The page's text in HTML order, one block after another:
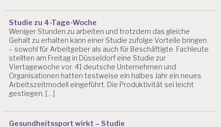
Studie zu 4-Tage-Woche
Weniger Stunden zu arbeiten und trotzdem das gleiche
Gehalt zu erhalten kann einer Studie zufolge Vorteile bringen
– sowohl für Arbeitgeber als auch für Beschäftigte. Fachleute
stellten am Freitag in Düsseldorf eine Studie zur
Viertagewoche vor. 41 deutsche Unternehmen und
Organisationen hatten testweise ein halbes Jahr ein neues
Arbeitszeitmodell eingeführt. Die Produktivität sei leicht
gestiegen, […]
Gesundheitssport wirkt – Studie